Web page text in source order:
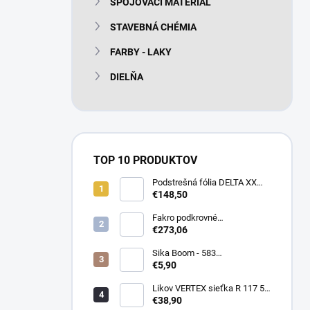
STAVEBNÁ CHÉMIA
FARBY - LAKY
DIELŇA
TOP 10 PRODUKTOV
Podstrešná fólia DELTA XX
PLUS universal 150g/m2
€148,50
Fakro podkrovné
termoizolačné schody LTK
€273,06
Sika Boom - 583
nízkoexpanzná PU pena 750
€5,90
Likov VERTEX sieťka R 117 55
m2 145g/m2
€38,90